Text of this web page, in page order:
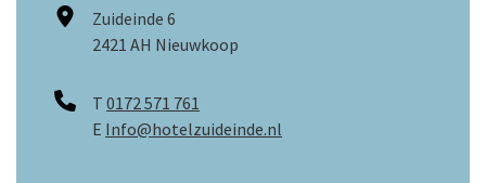
Zuideinde 6
2421 AH Nieuwkoop
T 0172 571 761
E Info@hotelzuideinde.nl